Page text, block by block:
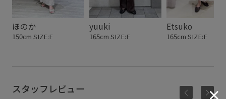
ほのか
150cm SIZE:F
yuuki
165cm SIZE:F
Etsuko
165cm SIZE:F
スタッフレビュー